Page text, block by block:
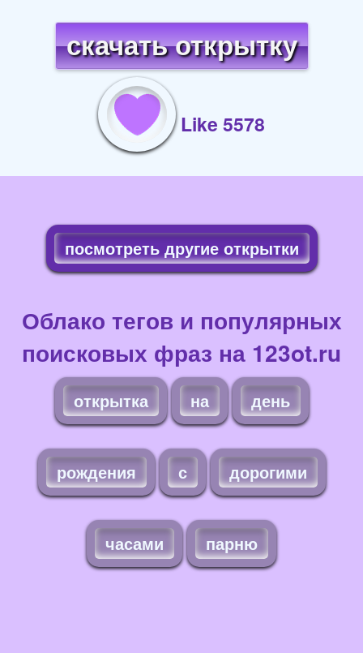
скачать открытку
Like 5578
посмотреть другие открытки
Облако тегов и популярных
поисковых фраз на 123ot.ru
открытка на день
рождения с дорогими
часами парню